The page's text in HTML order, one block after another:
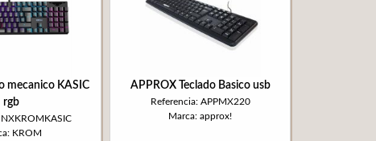
mecanico KASIC
rgb
KROM
APPROX Teclado Basico usb
Referencia: APPMX220
Marca: approx!